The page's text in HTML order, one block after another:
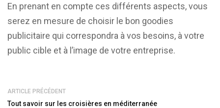
En prenant en compte ces différents aspects, vous
serez en mesure de choisir le bon goodies
publicitaire qui correspondra à vos besoins, à votre
public cible et à l’image de votre entreprise.
ARTICLE PRÉCÉDENT
Tout savoir sur les croisières en méditerranée